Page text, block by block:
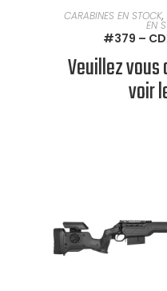
EN
CARABINES EN STOCK,
EN
#379 –
Veuillez
voir